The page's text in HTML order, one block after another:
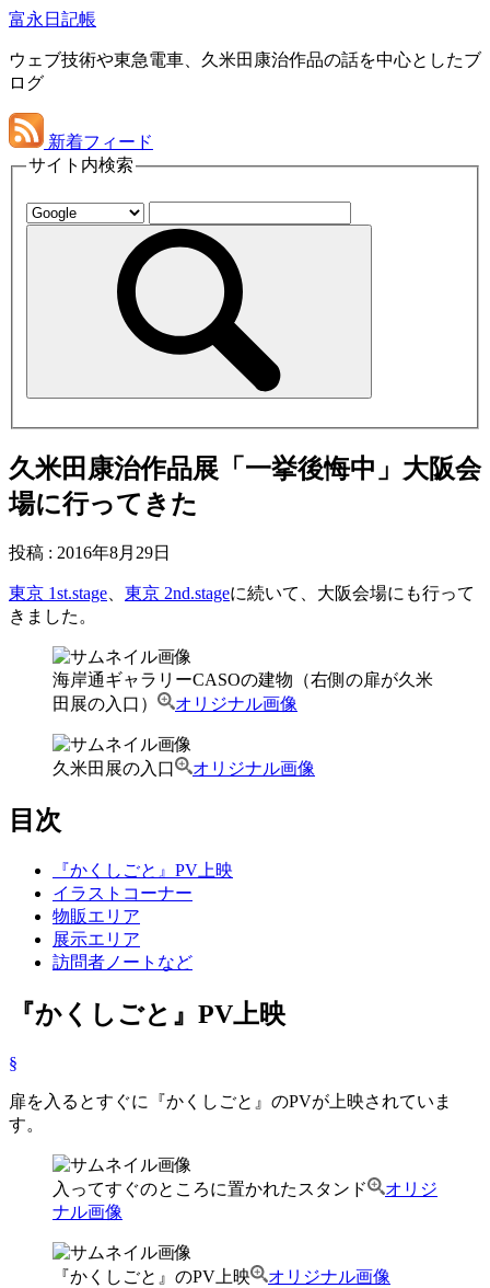
富永日記帳
ウェブ技術や東急電車、久米田康治作品の話を中心としたブ
ログ
新着フィード
サイト内検索
久米田康治作品展「一挙後悔中」大阪会
場に行ってきた
投稿 : 2016年8月29日
東京 1st.stage、 東京 2nd.stageに続いて、大阪会場にも行って
きました。
海岸通ギャラリーCASOの建物（右側の扉が久米
田展の入口）
オリジナル画像
久米田展の入口 オリジナル画像
目次
『かくしごと』PV上映
イラストコーナー
物販エリア
展示エリア
訪問者ノートなど
『かくしごと』PV上映
§
扉を入るとすぐに『かくしごと』のPVが上映されていま
す。
入ってすぐのところに置かれたスタンド
オリジ
ナル画像
『かくしごと』のPV上映 オリジナル画像